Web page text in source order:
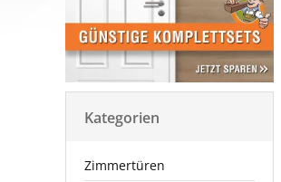
Kategorien
Zimmertüren